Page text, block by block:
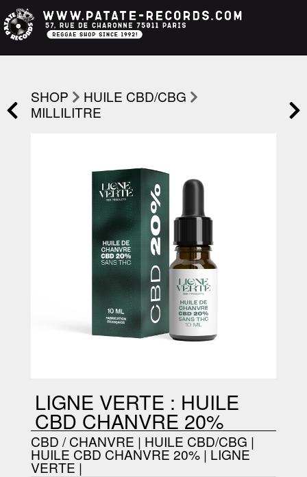
SHOP
HUILE CBD/CBG
MILLILITRE
LIGNE VERTE : HUILE
CBD CHANVRE 20%
CBD / CHANVRE | HUILE CBD/CBG |
HUILE CBD CHANVRE 20%| LIGNE
VERTE |